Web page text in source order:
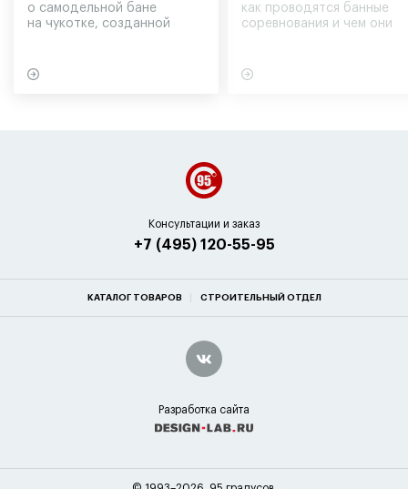
о самодельной бане
на чукотке, созданной
как проводятся банные
соревнования и чем они
Консультации и заказ
+7 (495) 120-55-95
КАТАЛОГ ТОВАРОВ СТРОИТЕЛЬНЫЙ ОТДЕЛ
Разработка сайта